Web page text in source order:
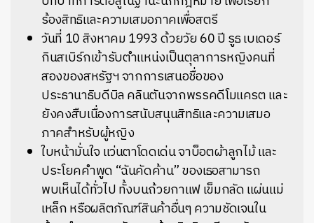
ร้องสิทธิและความเสมอภาคเพื่อสตรี
วันที่ 10 สิงหาคม 1993 ด้วยวัย 60 ปี รูธ เบเดอร์
กินสเบิร์กเข้ารับตำแหน่งเป็นตุลาการหญิงคนที่
สองของสหรัฐฯ จากการเสนอชื่อของ
ประธานาธิบดีบิล คลินตันจากพรรคดีโมแครต และ
ยังคงสืบเนื่องการสนับสนุนสิทธิและความเสมอ
ภาคสำหรับผู้หญิง
ใบหน้ามั่นใจ แว่นตาโดดเด่น จาบ็อตผ้าลูกไม้ และ
ประโยคคำพูด “ฉันคัดค้าน” ของเธอสามารถ
พบเห็นได้ทั่วไป ทั้งบนถ้วยกาแฟ เข็มกลัด แผ่นแม่
เหล็ก หรือผลิตภัณฑ์สินค้าอื่นๆ ความชัดเจนใน